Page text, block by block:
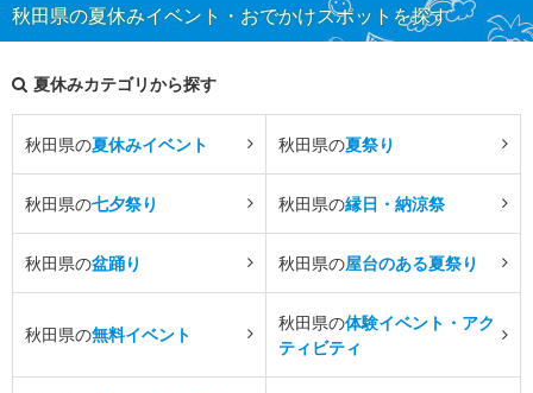
秋田県の夏休みイベント・おでかけスポットを探す
夏休みカテゴリから探す
秋田県の夏休みイベント 秋田県の夏祭り
秋田県の七夕祭り 秋田県の縁日・納涼祭
秋田県の盆踊り 秋田県の屋台のある夏祭り
秋田県の無料イベント
秋田県の体験イベント・アク
ティビティ